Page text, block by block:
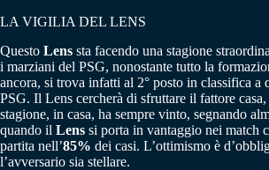
LA VIGILIA DEL LENS
Questo Lens sta facendo una stagione
i marziani del PSG, nonostante tutto la
ancora, si trova infatti al 2° posto in classifica a
PSG. Il Lens cercherà di sfruttare il fattore
stagione, in casa, ha sempre vinto, segnando
quando il Lens si porta in vantaggio nei match
partita nell’85% dei casi. L’ottimismo è
l’avversario sia stellare.